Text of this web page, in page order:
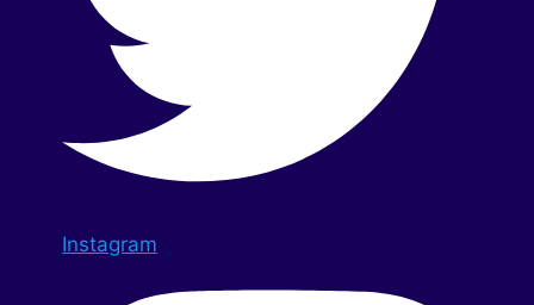
Instagram